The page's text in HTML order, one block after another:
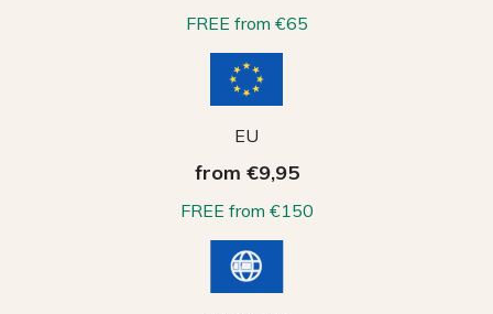
FREE from €65
EU
from €9,95
FREE from €150